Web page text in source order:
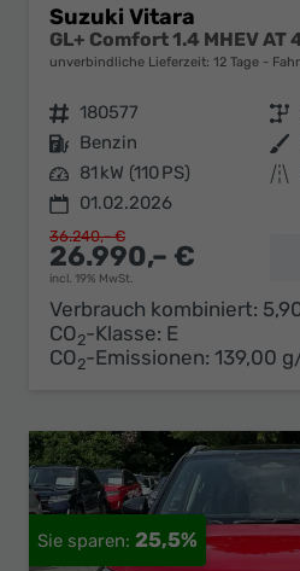
Suzuki Vitara
unverbindliche Lieferzeit: 12 Tage
Fahrzeugnr. 180577 Getriebe
Kraftstoff Benzin Außenfarbe
Leistung 81 kW (110 PS) Kilometerstand
01.02.2026
26.990,– €
incl. 19% MwSt.
36.240,– €
Verbrauch kombiniert:
CO2-Klasse: E
CO2-Emissionen: 139,00
25,5%